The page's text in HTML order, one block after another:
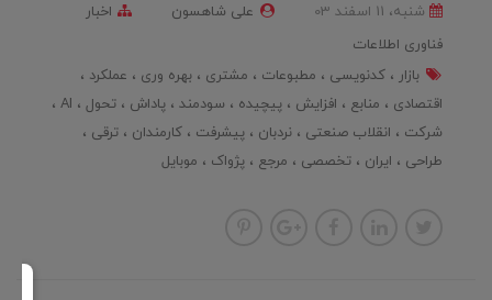
شنبه، 11 اسفند 03 علی شاهسون
اخبار
فناوری اطلاعات
بازار
کدنویسی مطبوعات مشتری بهره وری
عملکرد
اقتصادی
منابع افزایش پیچیده سودمند پاداش تحول
AI
شرکت
انقلاب صنعتی نردبان پیشرفت کارمندان
ترقی
طراحی
ایران تخصصی مرجع پژواک موبایل